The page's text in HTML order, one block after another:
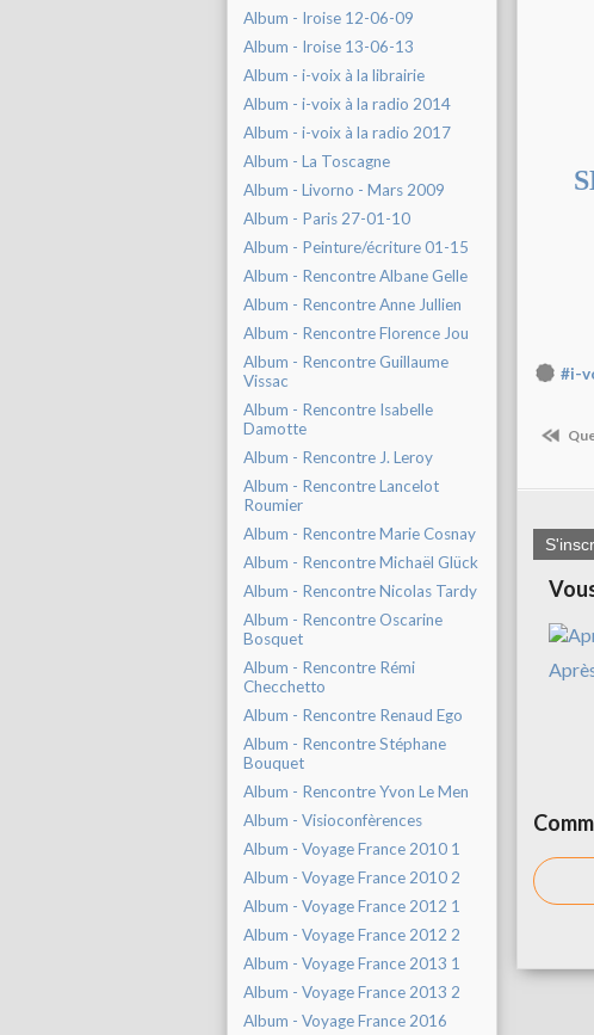
Album - Iroise 12-06-09
Album - Iroise 13-06-13
Album - i-voix à la librairie
Album - i-voix à la radio 2014
Album - i-voix à la radio 2017
Album - La Toscagne
Album - Livorno - Mars 2009
Album - Paris 27-01-10
Album - Peinture/écriture 01-15
Album - Rencontre Albane Gelle
Album - Rencontre Anne Jullien
Album - Rencontre Florence Jou
Album - Rencontre Guillaume
Vissac
Album - Rencontre Isabelle
Damotte
Album - Rencontre J. Leroy
Album - Rencontre Lancelot
Roumier
Album - Rencontre Marie Cosnay
Album - Rencontre Michaël Glück
Album - Rencontre Nicolas Tardy
Album - Rencontre Oscarine
Bosquet
Album - Rencontre Rémi
Checchetto
Album - Rencontre Renaud Ego
Album - Rencontre Stéphane
Bouquet
Album - Rencontre Yvon Le Men
Album - Visioconfèrences
Album - Voyage France 2010 1
Album - Voyage France 2010 2
Album - Voyage France 2012 1
Album - Voyage France 2012 2
Album - Voyage France 2013 1
Album - Voyage France 2013 2
Album - Voyage France 2016
#i-